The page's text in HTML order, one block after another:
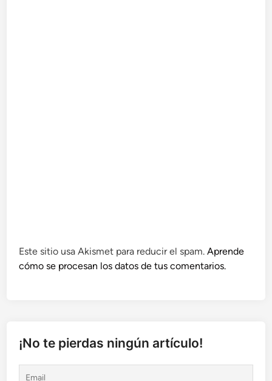
Este sitio usa Akismet para reducir el spam.Aprende
cómo se procesan los datos de tus comentarios.
¡No te pierdas ningún artículo!